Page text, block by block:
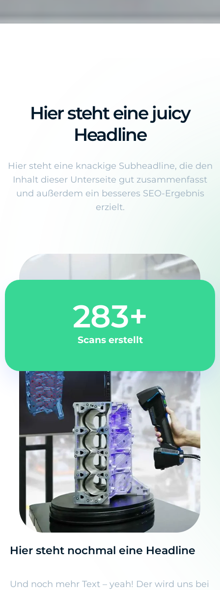
Hier steht eine juicy
Headline
Hier steht eine knackige Subheadline, die den
Inhalt dieser Unterseite gut zusammenfasst
und außerdem ein besseres SEO-Ergebnis
erzielt.
Scans erstellt
283+
Hier steht nochmal eine Headline
Und noch mehr Text – yeah! Der wird uns bei